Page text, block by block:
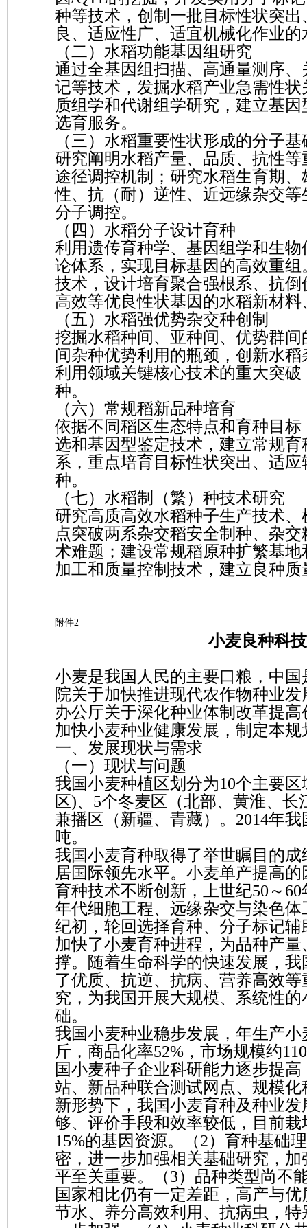
种等技术，创制一批目标性状突
良、适应性广、适宜机械化作业
（二）水稻功能基因组研究
通过全基因组扫描、高通量测序
记等技术，发掘水稻产业急需性
质组学和代谢组学研究，建立基
选育服务。
（三）水稻重要性状形成的分子基
研究阐明水稻产量、品质、抗性
途径调控机制；研究水稻生育期
性、抗（耐）逆性、近远缘杂交
分子调控。
（四）水稻分子设计育种
利用遗传育种学、基因组学和生
论体系，实现目标基因的高效重
技术，设计培育聚合强根系、抗
高效等优良性状基因的水稻新材料
（五）水稻强优势杂交种创制
挖掘水稻种间、亚种间、优势群
间杂种优势利用的瓶颈，创新水
利用领域关键核心技术的重大突
种。
（六）常规稻新品种培育
依据不同稻区生态特点和育种目
选和基因型鉴定技术，建立常规
系，重点培育目标性状突出、适
种。
（七）水稻制（繁）种技术研究
研究高质高效水稻种子生产技术
点突破两系杂交稻安全制种、杂
术难题；建设常规稻原种扩繁基
加工和质量控制技术，建立良种
附件2
小麦良种科
小麦是我国人民的主要口粮，中
院关于加快推进现代农作物种业
办公厅关于深化种业体制改革提
加快小麦种业健康发展，制定本规
一、发展现状与需求
（一）现状与问题
我国小麦种植区划分为10个主要
区)、5个冬麦区（北部、黄淮、
兼播区（新疆、青藏）。2014年
吨。
我国小麦育种取得了举世瞩目的
居国际领先水平。小麦单产提高
育种技术不断创新，上世纪50～
年代细胞工程、远缘杂交与染色
纪初，轮回选择育种、分子标记
加快了小麦育种进程，为品种产
撑。随着生命科学的快速发展，
了优质、抗逆、抗病、营养高效
究，为我国开展大规模、系统性
础。
我国小麦种业稳步发展，年生产
斤，商品化率52%，市场规模约
国小麦种子企业科研能力逐步提
站、新品种联合测试网点、规模
新形势下，我国小麦育种及种业
够、评价手段和效率较低，目前
15%的基因资源。（2）育种基础
密，进一步加强相关基础研究，
平至关重要。（3）品种类型尚不
国家相比仍有一定差距，高产与
节水、养分高效利用、抗病虫，